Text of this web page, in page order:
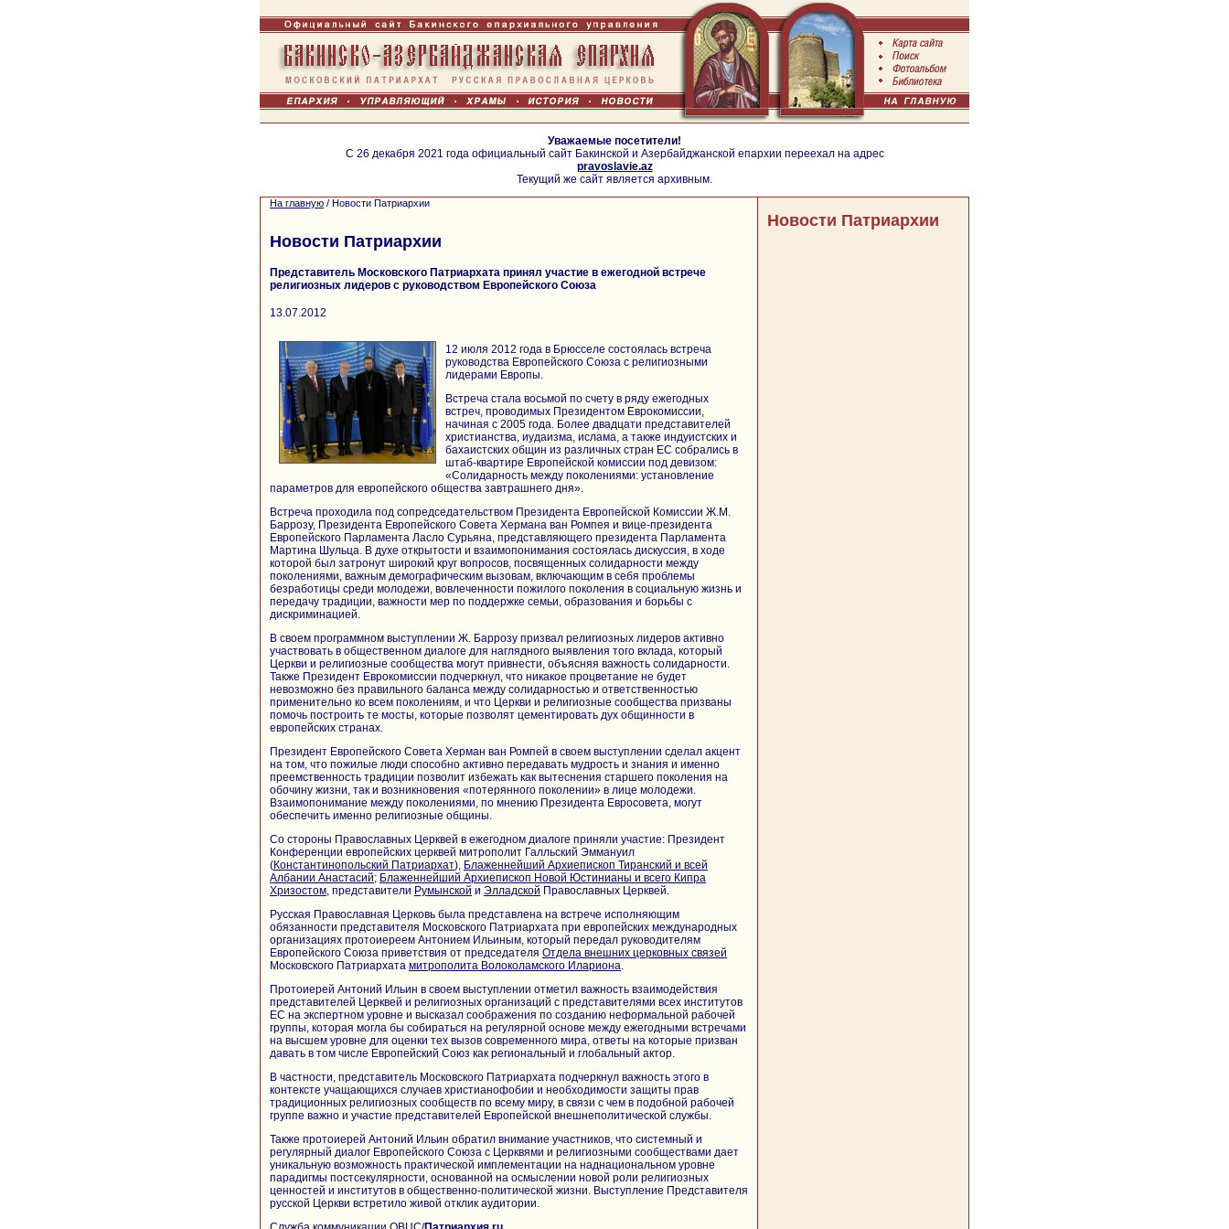
Уважаемые посетители!
С 26 декабря 2021 года официальный сайт Бакинской и Азербайджанской епархии переехал на адрес
pravoslavie.az
Текущий же сайт является архивным.
На главную / Новости Патриархии
Новости Патриархии
Представитель Московского Патриархата принял участие в ежегодной встрече
религиозных лидеров с руководством Европейского Союза
13.07.2012
12 июля 2012 года в Брюсселе состоялась встреча
руководства Европейского Союза с религиозными
лидерами Европы.
Встреча стала восьмой по счету в ряду ежегодных
встреч, проводимых Президентом Еврокомиссии,
начиная с 2005 года. Более двадцати представителей
христианства, иудаизма, ислама, а также индуистских и
бахаистских общин из различных стран ЕС собрались в
штаб-квартире Европейской комиссии под девизом:
«Солидарность между поколениями: установление
параметров для европейского общества завтрашнего дня».
Встреча проходила под сопредседательством Президента Европейской Комиссии Ж.М.
Баррозу, Президента Европейского Совета Хермана ван Ромпея и вице-президента
Европейского Парламента Ласло Сурьяна, представляющего президента Парламента
Мартина Шульца. В духе открытости и взаимопонимания состоялась дискуссия, в ходе
которой был затронут широкий круг вопросов, посвященных солидарности между
поколениями, важным демографическим вызовам, включающим в себя проблемы
безработицы среди молодежи, вовлеченности пожилого поколения в социальную жизнь и
передачу традиции, важности мер по поддержке семьи, образования и борьбы с
дискриминацией.
В своем программном выступлении Ж. Баррозу призвал религиозных лидеров активно
участвовать в общественном диалоге для наглядного выявления того вклада, который
Церкви и религиозные сообщества могут привнести, объясняя важность солидарности.
Также Президент Еврокомиссии подчеркнул, что никакое процветание не будет
невозможно без правильного баланса между солидарностью и ответственностью
применительно ко всем поколениям, и что Церкви и религиозные сообщества призваны
помочь построить те мосты, которые позволят цементировать дух общинности в
европейских странах.
Президент Европейского Совета Херман ван Ромпей в своем выступлении сделал акцент
на том, что пожилые люди способно активно передавать мудрость и знания и именно
преемственность традиции позволит избежать как вытеснения старшего поколения на
обочину жизни, так и возникновения «потерянного поколении» в лице молодежи.
Взаимопонимание между поколениями, по мнению Президента Евросовета, могут
обеспечить именно религиозные общины.
Со стороны Православных Церквей в ежегодном диалоге приняли участие: Президент
Конференции европейских церквей митрополит Галльский Эммануил
(Константинопольский Патриархат), Блаженнейший Архиепископ Тиранский и всей
Албании Анастасий; Блаженнейший Архиепископ Новой Юстинианы и всего Кипра
Хризостом, представители Румынской и Элладской Православных Церквей.
Русская Православная Церковь была представлена на встрече исполняющим
обязанности представителя Московского Патриархата при европейских международных
организациях протоиереем Антонием Ильиным, который передал руководителям
Европейского Союза приветствия от председателя Отдела внешних церковных связей
Московского Патриархата митрополита Волоколамского Илариона.
Протоиерей Антоний Ильин в своем выступлении отметил важность взаимодействия
представителей Церквей и религиозных организаций с представителями всех институтов
ЕС на экспертном уровне и высказал соображения по созданию неформальной рабочей
группы, которая могла бы собираться на регулярной основе между ежегодными встречами
на высшем уровне для оценки тех вызов современного мира, ответы на которые призван
давать в том числе Европейский Союз как региональный и глобальный актор.
В частности, представитель Московского Патриархата подчеркнул важность этого в
контексте учащающихся случаев христианофобии и необходимости защиты прав
традиционных религиозных сообществ по всему миру, в связи с чем в подобной рабочей
группе важно и участие представителей Европейской внешнеполитической службы.
Также протоиерей Антоний Ильин обратил внимание участников, что системный и
регулярный диалог Европейского Союза с Церквями и религиозными сообществами дает
уникальную возможность практической имплементации на наднациональном уровне
парадигмы постсекулярности, основанной на осмыслении новой роли религиозных
ценностей и институтов в общественно-политической жизни. Выступление Представителя
русской Церкви встретило живой отклик аудитории.
Новости Патриархии